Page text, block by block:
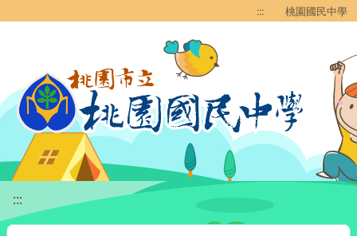
::: 桃園國民中學
:::